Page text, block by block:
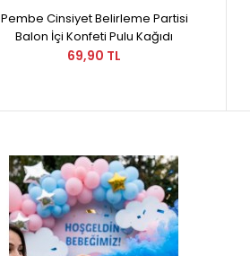
Pembe Cinsiyet Belirleme Partisi
Balon İçi Konfeti Pulu Kağıdı
69,90 TL